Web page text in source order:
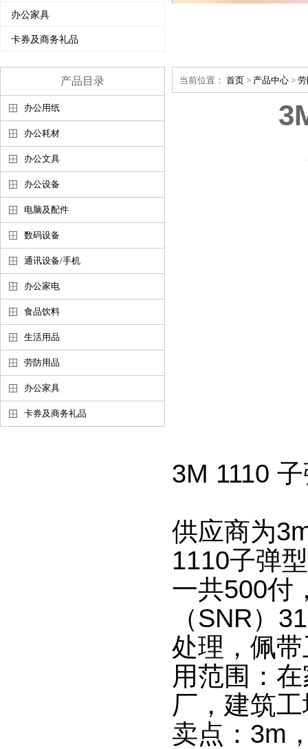
办公家具
卡券及商务礼品
产品目录
办公用纸
办公耗材
办公文具
办公设备
电脑及配件
数码设备
通讯设备/手机
办公家电
食品饮料
生活用品
劳防用品
办公家具
卡券及商务礼品
当前位置： 首页 > 产品中心 >
3M 1110
供应商为
1110子弹
一共500付
（SNR）
处理，佩
用范围：
厂，建筑
卖点：3m